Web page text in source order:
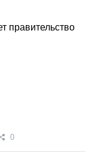
правительство
0